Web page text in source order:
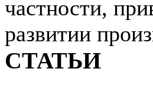
частности,
развитии
СТАТЬИ